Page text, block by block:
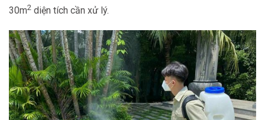
30m2 diện tích cần xử lý.